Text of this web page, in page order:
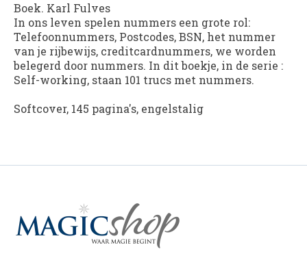
Boek. Karl Fulves
In ons leven spelen nummers een grote rol:
Telefoonnummers, Postcodes, BSN, het nummer
van je rijbewijs, creditcardnummers, we worden
belegerd door nummers. In dit boekje, in de serie :
Self-working, staan 101 trucs met nummers.
Softcover, 145 pagina's, engelstalig